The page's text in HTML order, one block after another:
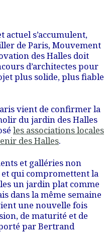
actuel s’accumulent,
de Paris, Mouvement
des Halles doit
d’architectes pour
plus solide, plus fiable
vient de confirmer la
du jardin des Halles
les associations locales
des Halles.
et galléries non
qui compromettent la
un jardin plat comme
dans la même semaine
une nouvelle fois
de maturité et de
par Bertrand